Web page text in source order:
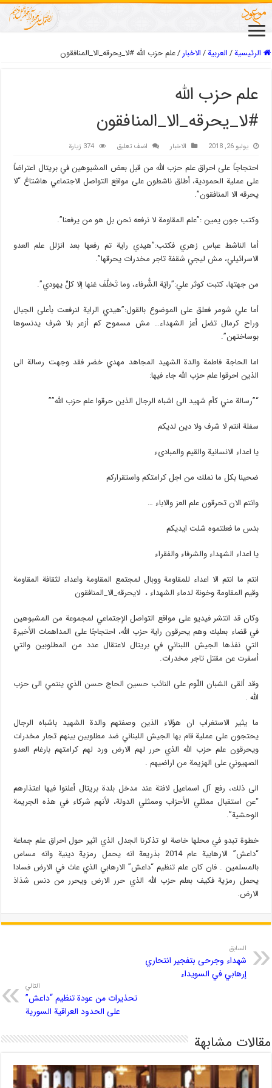
الرئيسية/العربیة/الاخبار/علم حزب الله #لا_يحرقه_الا_المنافقون
علم حزب الله
#لا_يحرقه_الا_المنافقون
يوليو 26, 2018 الاخبار اضف تعليق 374 زيارة
احتجاجاً على احراق علم حزب الله من قبل بعض المشبوهين في بريتال اعتراضاً
على عملية الحمودية، أطلق ناشطون على مواقع التواصل الاجتماعي هاشتاغ “لا
يحرقه الا المنافقون”.
وكتب جون يمين :”علم المقاومة لا نرفعه نحن بل هو من يرفعنا”.
أما الناشط عباس زهري فكتب:”هيدي راية تم رفعها بعد انزلل علم العدو
الاسرائيلي، مش ليجي شقفة تاجر مخدرات يحرقها”.
من جهتها، كتبت كوثر علي:”رايَة الشُّرفاء، وما تَخلَّفَ عَنها إلا كلِّ يهودي”.
أما علي شومر فعلق على الموضوع بالقول:”هيدي الراية لنرفعت بأعلى الجبال
وراح كرمال تضل أعز الشهداء… مش مسموح كم أزعر بلا شرف يدنسوها
بوساختهن”.
اما الحاجة فاطمة والدة الشهيد المجاهد مهدي خضر فقد وجهت رسالة الى
الذين احرقوا علم حزب الله جاء فيها:
“”رسالة مني كأم شهيد الى اشباه الرجال الذين حرقوا علم حزب الله””
سفلة انتم لا شرف ولا دين لديكم
يا اعداء الانسانية والقيم والمبادىء
ضحينا بكل ما نملك من اجل كرامتكم واستقراركم
وانتم الان تحرقون علم العز والاباء …
بئس ما فعلتموه شلت ايديكم
يا اعداء الشهداء والشرفاء والفقراء
انتم ما انتم الا اعداء للمقاومة ووبال لمجتمع المقاومة واعداء لثقافة المقاومة
وقيم المقاومة وخونة لدماء الشهداء ، ‏ ⁧‫لايحرقه_الا_المنافقون‬⁩
وكان قد انتشر فيديو على مواقع التواصل الإجتماعي لمجموعة من المشبوهين
في قضاء بعلبك وهم يحرقون راية حزب الله، احتجاجًا على المداهمات الأخيرة
التي نفذها الجيش اللبناني في بريتال لاعتقال عدد من المطلوبين والتي
أسفرت عن مقتل تاجر مخدرات.
وقد ألقى الشبان اللّوم على النائب حسين الحاج حسن الذي ينتمي الى حزب
الله .
ما يثير الاستغراب ان هؤلاء الذين وصفتهم والدة الشهيد باشباه الرجال
يحتجون على عملية قام بها الجيش اللبناني ضد مطلوبين بينهم تجار مخدرات
ويحرقون علم حزب الله الذي حرر لهم الارض ورد لهم كرامتهم بارغام العدو
الصهيوني على الهزيمة من اراضيهم .
الى ذلك، رفع آل اسماعيل لافتة عند مدخل بلدة بريتال أعلنوا فيها اعتذارهم
“عن استقبال ممثلي الأحزاب وممثلي الدولة، لأنهم شركاء في هذه الجريمة
الوحشية”.
خطوة تبدو في محلها خاصة لو تذكرنا الجدل الذي اثير حول احراق علم جماعة
“داعش” الارهابية عام 2014 بذريعة انه يحمل رمزية دينية وانه مساس
بالمسلمين . فان كان علم تنظيم “داعش” الارهابي الذي عاث في الارض فسادا
يحمل رمزية فكيف بعلم حزب الله الذي حرر الارض ويحرر من دنس شذاذ
الارض.
السابق
شهداء وجرحى بتفجير انتحاري
إرهابي في السويداء
التالي
تحذيرات من عودة تنظيم “داعش”
على الحدود العراقية السورية
مقالات مشابهة